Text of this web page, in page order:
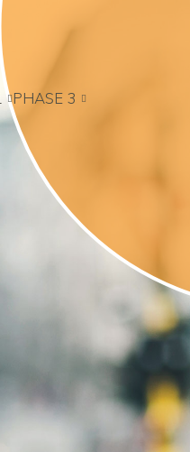
PHASE 3